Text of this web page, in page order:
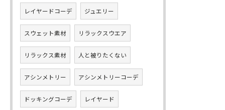
レイヤードコーデ ジュエリー
スウェット素材 リラックスウエア
リラックス素材 人と被りたくない
アシンメトリー アシンメトリーコーデ
ドッキングコーデ レイヤード